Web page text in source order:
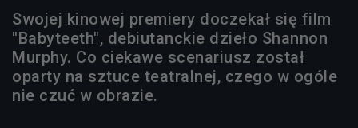
Swojej kinowej premiery doczekał się film
"Babyteeth", debiutanckie dzieło Shannon
Murphy. Co ciekawe scenariusz został
oparty na sztuce teatralnej, czego w ogóle
nie czuć w obrazie.